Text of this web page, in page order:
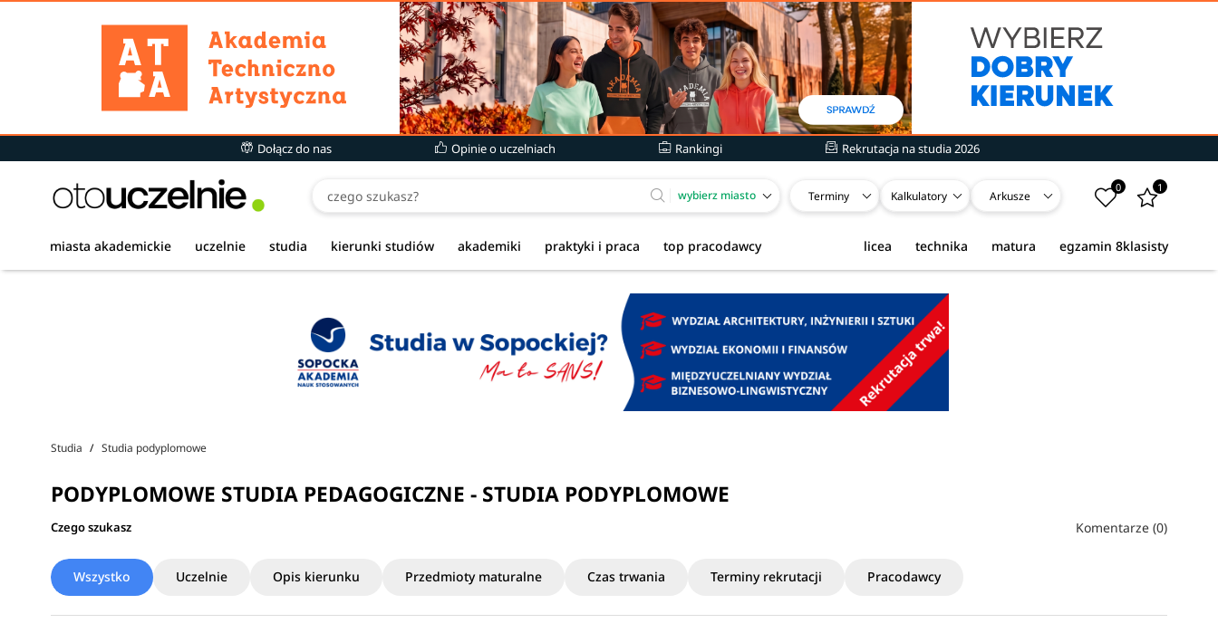
Dołącz do nas Opinie o uczelniach Rankingi Rekrutacja na studia 2026
wybierz miasto Terminy Kalkulatory Arkusze
0 1
miasta akademickie uczelnie studia kierunki studiów akademiki praktyki i praca top pracodawcy egzamin 8klasisty
matura
technika
licea
Studia Studia podyplomowe
PODYPLOMOWE STUDIA PEDAGOGICZNE - STUDIA PODYPLOMOWE
Czego szukasz Komentarze (0)
Wszystko Uczelnie Opis kierunku Przedmioty maturalne Czas trwania Terminy rekrutacji Pracodawcy